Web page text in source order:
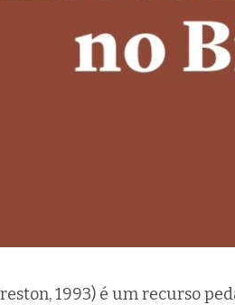
1993) é um recurso